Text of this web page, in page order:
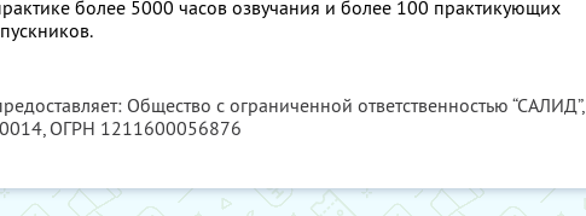
более 5000 часов озвучания и более 100 практикующих
Общество с ограниченной ответственностью “САЛИД”,
, ОГРН 1211600056876